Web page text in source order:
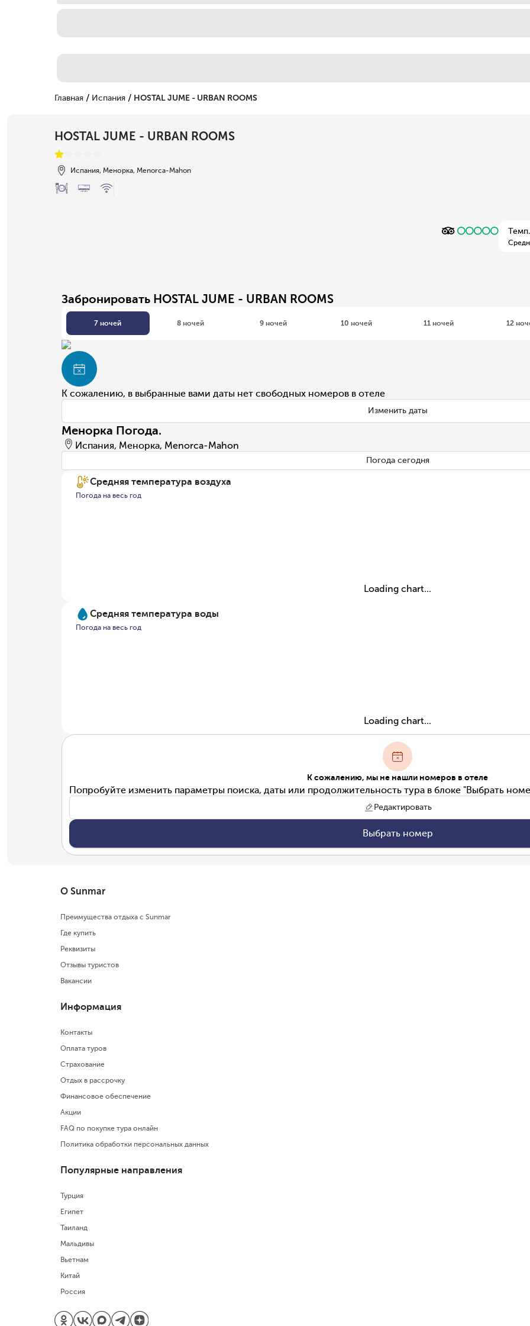
Главная / Испания / HOSTAL JUME - URBAN ROOMS
HOSTAL JUME - URBAN ROOMS
Испания, Менорка, Menorca-Mahon
Забронировать HOSTAL JUME - URBAN ROOMS
7 ночей 8 ночей 9 ночей 10 ночей 11 ночей 12
К сожалению, в выбранные вами даты нет свободных номеров в отеле
Изменить даты
Менорка Погода.
Испания, Менорка, Menorca-Mahon
Погода сегодня
Средняя температура воздуха
Погода на весь год
Loading chart...
Средняя температура воды
Погода на весь год
Loading chart...
К сожалению, мы не нашли номеров в отеле
Попробуйте изменить параметры поиска, даты или продолжительность тура в блоке "Выбрать
Редактировать
Выбрать номер
О Sunmar
Преимущества отдыха с Sunmar
Где купить
Реквизиты
Отзывы туристов
Вакансии
Информация
Контакты
Оплата туров
Страхование
Отдых в рассрочку
Финансовое обеспечение
Акции
FAQ по покупке тура онлайн
Политика обработки персональных данных
Популярные направления
Турция
Египет
Таиланд
Мальдивы
Вьетнам
Китай
Россия